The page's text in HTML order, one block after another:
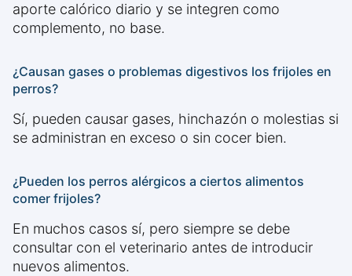
aporte calórico diario y se integren como
complemento, no base.
¿Causan gases o problemas digestivos los frijoles en
perros?
Sí, pueden causar gases, hinchazón o molestias si
se administran en exceso o sin cocer bien.
¿Pueden los perros alérgicos a ciertos alimentos
comer frijoles?
En muchos casos sí, pero siempre se debe
consultar con el veterinario antes de introducir
nuevos alimentos.